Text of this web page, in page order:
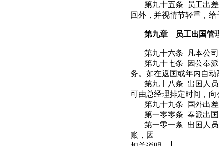
第九十五条
员工出
回外，并视情节轻重，给
第九章 员工出国管
第九十六条
凡本公
第九十七条
因公奉
务。如在返国或年内自
第九十八条 出国人
可由总经理排定时间，
第九十九条
国外出
第一零零条 奉派出
第一零一条 出国人
账，因